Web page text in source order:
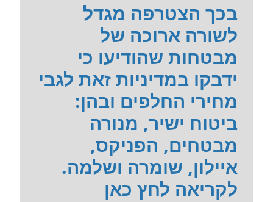
בכך הצטרפה מגדל
לשורה ארוכה של
מבטחות שהודיעו כי
ידבקו במדיניות זאת לגבי
מחירי החלפים ובהן:
ביטוח ישיר, מנורה
מבטחים, הפניקס,
איילון, שומרה ושלמה.
לקריאה לחץ כאן